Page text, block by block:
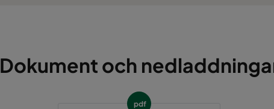
Dokument och
pdf